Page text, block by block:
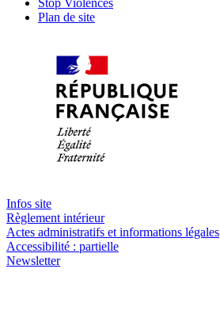
Plan de site
Infos site
Règlement intérieur
Actes administratifs et informations légales
Accessibilité : partielle
Newsletter